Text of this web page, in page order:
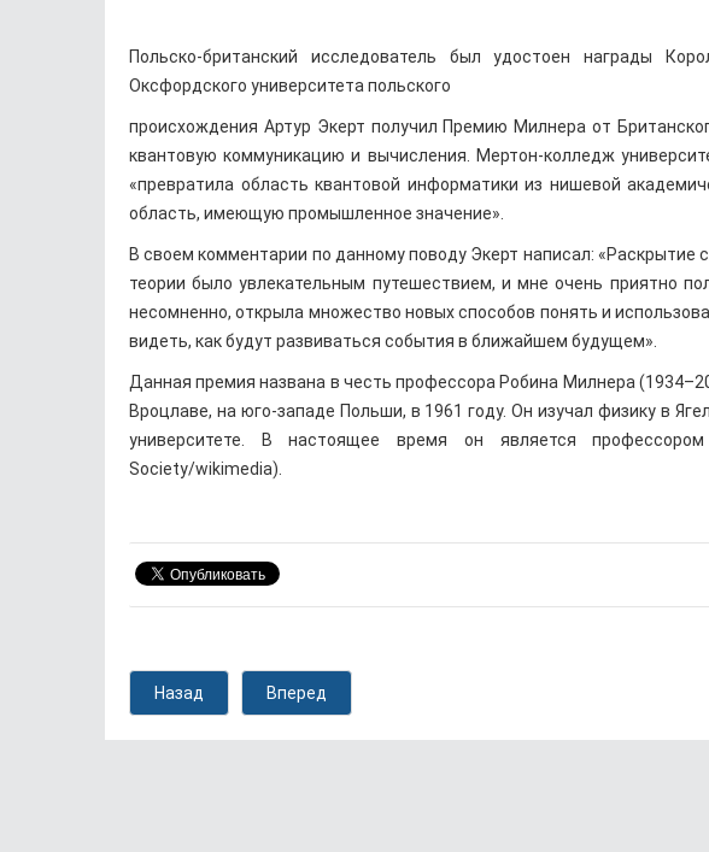
Польско-британский исследователь был удостоен награды
Оксфордского университета польского
происхождения Артур Экерт получил Премию Милнера от
квантовую коммуникацию и вычисления. Мертон-колледж
«превратила область квантовой информатики из нишевой
область, имеющую промышленное значение».
В своем комментарии по данному поводу Экерт написал: «Раскрытие
теории было увлекательным путешествием, и мне очень приятно
несомненно, открыла множество новых способов понять и
видеть, как будут развиваться события в ближайшем будущем».
Данная премия названа в честь профессора Робина Милнера
Вроцлаве, на юго-западе Польши, в 1961 году. Он изучал физику в
университете. В настоящее время он является
Society/wikimedia).
Назад Вперед